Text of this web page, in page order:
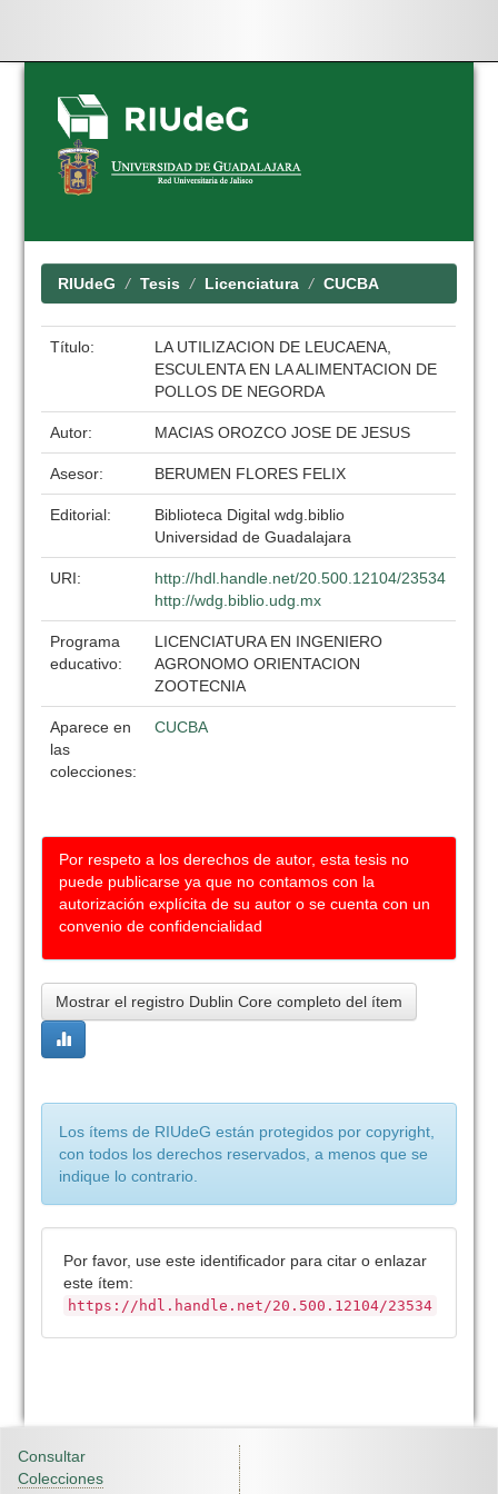
Skip
navigation
RIUdeG Tesis Licenciatura CUCBA
Título:
LA UTILIZACION DE LEUCAENA,
ESCULENTA EN LA ALIMENTACION DE
POLLOS DE NEGORDA
Autor: MACIAS OROZCO JOSE DE JESUS
Asesor: BERUMEN FLORES FELIX
Editorial:
Biblioteca Digital wdg.biblio
Universidad de Guadalajara
URI:
http://hdl.handle.net/20.500.12104/23534
http://wdg.biblio.udg.mx
Programa
educativo:
LICENCIATURA EN INGENIERO
AGRONOMO ORIENTACION
ZOOTECNIA
Aparece en
las
colecciones:
CUCBA
Por respeto a los derechos de autor, esta tesis no
puede publicarse ya que no contamos con la
autorización explícita de su autor o se cuenta con un
convenio de confidencialidad
Mostrar el registro Dublin Core completo del ítem
Los ítems de RIUdeG están protegidos por copyright,
con todos los derechos reservados, a menos que se
indique lo contrario.
Por favor, use este identificador para citar o enlazar
este ítem:
https://hdl.handle.net/20.500.12104/23534
Consultar
Colecciones